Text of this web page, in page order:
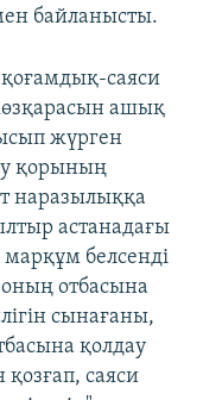
байланысты.
қоғамдық-саяси
ашық
жүрген
қорының
наразылыққа
астанадағы
белсенді
отбасына
сынағаны,
қолдау
қозғап, саяси